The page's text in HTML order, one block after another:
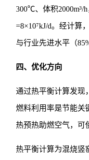
300℃、体积2000m³/
=8×10⁷kJ/d。经计算
与行业先进水平（
四、优化方向
通过热平衡计算发现
燃料利用率是节能关
热预热助燃空气，可
热平衡计算为混烧竖